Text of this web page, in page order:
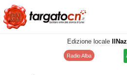
Edizione locale
Radio Alba